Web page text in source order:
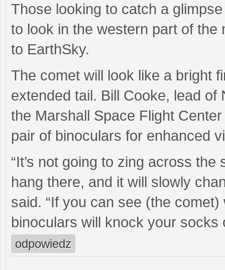
Those looking to catch a
to look in the western part of
to EarthSky.
The comet will look like a bright
extended tail. Bill Cooke, lead of
the Marshall Space Flight
pair of binoculars for enhanced
“It’s not going to zing across
hang there, and it will slowly
said. “If you can see (the
binoculars will knock your socks
odpowiedz